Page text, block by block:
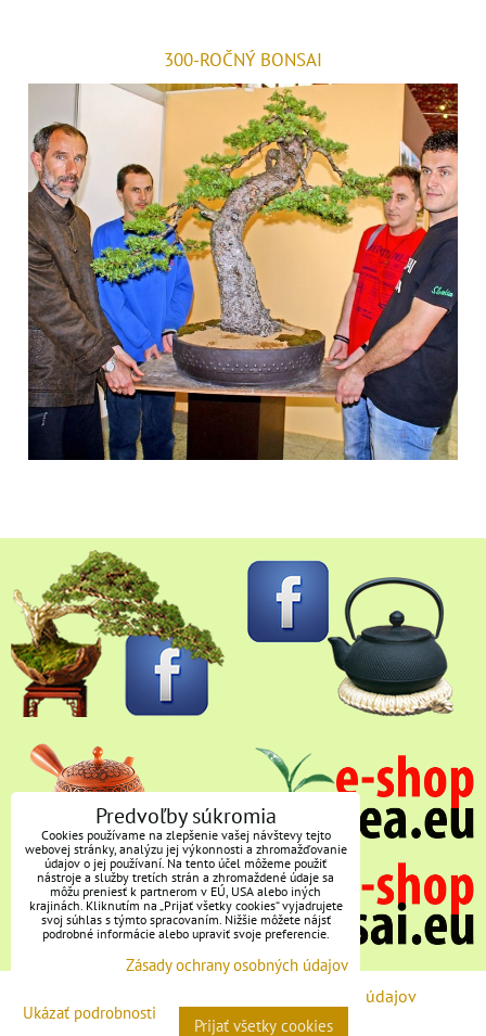
300-ROČNÝ BONSAI
Zásady ochrany osobných údajov
Predvoľby súkromia
Cookies používame na zlepšenie vašej návštevy tejto
webovej stránky, analýzu jej výkonnosti a zhromažďovanie
údajov o jej používaní. Na tento účel môžeme použiť
nástroje a služby tretích strán a zhromaždené údaje sa
môžu preniesť k partnerom v EÚ, USA alebo iných
krajinách. Kliknutím na „Prijať všetky cookies“ vyjadrujete
svoj súhlas s týmto spracovaním. Nižšie môžete nájsť
podrobné informácie alebo upraviť svoje preferencie.
Zásady ochrany osobných údajov
Ukázať podrobnosti
Prijať všetky cookies